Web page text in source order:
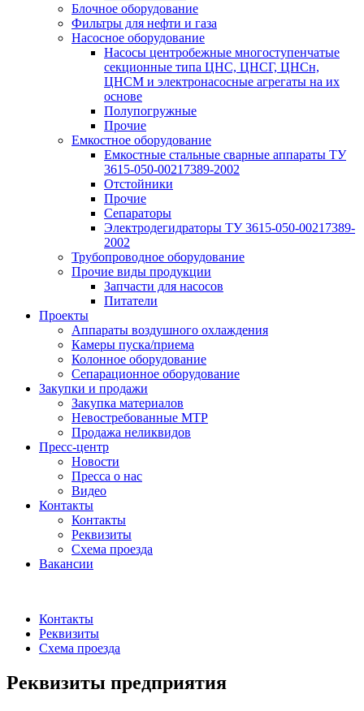
Блочное оборудование
Фильтры для нефти и газа
Насосное оборудование
Насосы центробежные многоступенчатые
секционные типа ЦНС, ЦНСГ, ЦНСн,
ЦНСМ и электронасосные агрегаты на их
основе
Полупогружные
Прочие
Емкостное оборудование
Емкостные стальные сварные аппараты ТУ
3615-050-00217389-2002
Отстойники
Прочие
Сепараторы
Электродегидраторы ТУ 3615-050-00217389-
2002
Трубопроводное оборудование
Прочие виды продукции
Запчасти для насосов
Питатели
Проекты
Аппараты воздушного охлаждения
Камеры пуска/приема
Колонное оборудование
Сепарационное оборудование
Закупки и продажи
Закупка материалов
Невостребованные МТР
Продажа неликвидов
Пресс-центр
Новости
Пресса о нас
Видео
Контакты
Контакты
Реквизиты
Схема проезда
Вакансии
Контакты
Реквизиты
Схема проезда
Реквизиты предприятия